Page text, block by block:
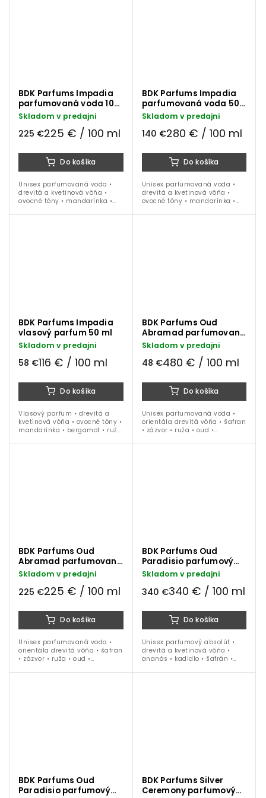
BDK Parfums Impadia
parfumovaná voda 100
ml
Skladom v predajni
225 €225 € / 100 ml
Do košíka
Unisex parfumovaná voda •
drevitá a kvetinová vôňa •
ovocné tóny • mandarínka •
pomarančový kvet • vanilka •
BDK Parfums Impadia
parfumovaná voda 50
ml
Skladom v predajni
140 €280 € / 100 ml
Do košíka
Unisex parfumovaná voda •
drevitá a kvetinová vôňa •
ovocné tóny • mandarínka •
pomarančový kvet • vanilka •
BDK Parfums Impadia
vlasový parfum 50 ml
Skladom v predajni
58 €116 € / 100 ml
Do košíka
Vlasový parfum • drevitá a
kvetinová vôňa • ovocné tóny •
mandarínka • bergamot • ruža
akigalawood • ideálna na
BDK Parfums Oud
Abramad parfumovaná
voda 10 ml
Skladom v predajni
48 €480 € / 100 ml
Do košíka
Unisex parfumovaná voda •
orientála drevitá vôňa • šafran
• zázvor • ruža • oud •
pačuli • ideálna na obdobie
BDK Parfums Oud
Abramad parfumovaná
voda 100 ml
Skladom v predajni
225 €225 € / 100 ml
Do košíka
Unisex parfumovaná voda •
orientála drevitá vôňa • šafran
• zázvor • ruža • oud •
pačuli • ideálna na obdobie
BDK Parfums Oud
Paradisio parfumový
absolút 100 ml
Skladom v predajni
340 €340 € / 100 ml
Do košíka
Unisex parfumový absolút •
drevitá a kvetinová vôňa •
ananás • kadidlo • šafrán •
celoročné nosenie
BDK Parfums Oud
Paradisio parfumový
BDK Parfums Silver
Ceremony parfumový